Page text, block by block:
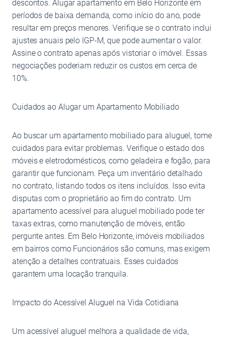
descontos. Alugar apartamento em Belo Horizonte em
períodos de baixa demanda, como início do ano, pode
resultar em preços menores. Verifique se o contrato inclui
ajustes anuais pelo IGP-M, que pode aumentar o valor.
Assine o contrato apenas após vistoriar o imóvel. Essas
negociações poderiam reduzir os custos em cerca de
10%.
Cuidados ao Alugar um Apartamento Mobiliado
Ao buscar um apartamento mobiliado para aluguel, tome
cuidados para evitar problemas. Verifique o estado dos
móveis e eletrodomésticos, como geladeira e fogão, para
garantir que funcionam. Peça um inventário detalhado
no contrato, listando todos os itens incluídos. Isso evita
disputas com o proprietário ao fim do contrato. Um
apartamento acessível para aluguel mobiliado pode ter
taxas extras, como manutenção de móveis, então
pergunte antes. Em Belo Horizonte, imóveis mobiliados
em bairros como Funcionários são comuns, mas exigem
atenção a detalhes contratuais. Esses cuidados
garantem uma locação tranquila.
Impacto do Acessível Aluguel na Vida Cotidiana
Um acessível aluguel melhora a qualidade de vida,